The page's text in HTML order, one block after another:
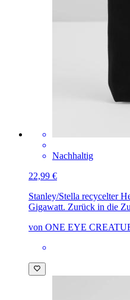
Nachhaltig
22,99 €
Stanley/Stella recycelter
Gigawatt. Zurück in die
von ONE EYE